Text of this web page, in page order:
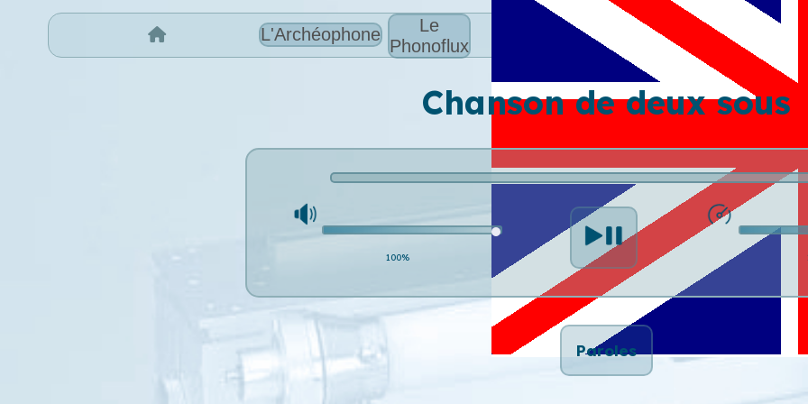
L'Archéophone
Le
Phonoflux
Chanson de deux sous
100%
Paroles